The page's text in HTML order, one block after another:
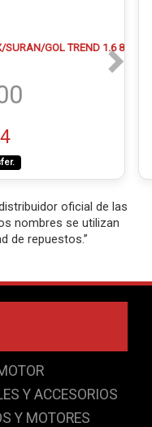
SURAN/GOL TREND 1.6 8
oficial de las
nombres se utilizan
de repuestos.”
Y ACCESORIOS
Y MOTORES